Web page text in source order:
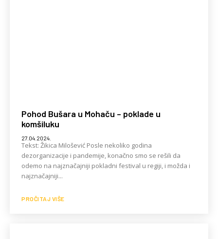
Pohod Bušara u Mohaču – poklade u
komšiluku
27.04.2024.
Tekst: Žikica Milošević Posle nekoliko godina
dezorganizacije i pandemije, konačno smo se rešili da
odemo na najznačajniji pokladni festival u regiji, i možda i
najznačajniji...
PROČITAJ VIŠE